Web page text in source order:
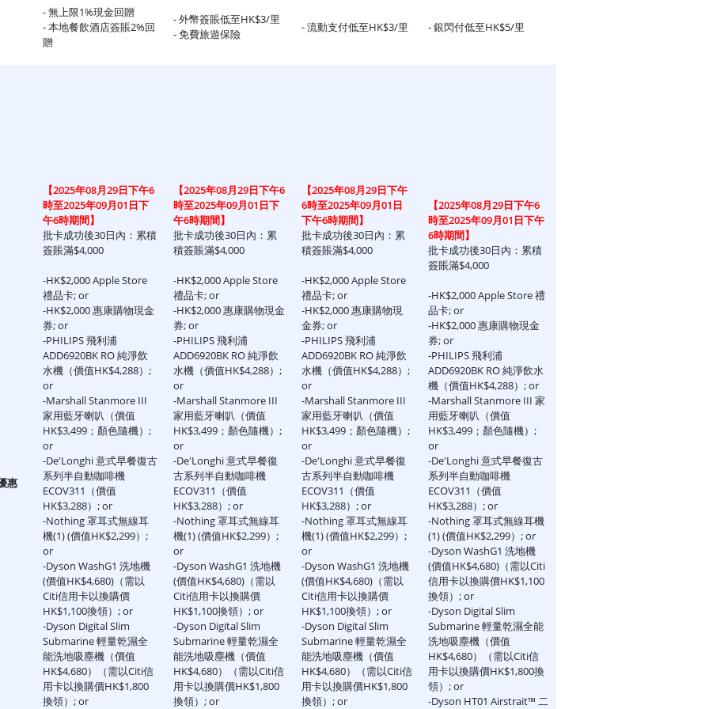
- 無上限1%現金回贈
- 本地餐飲酒店簽賬2%回
贈
- 外幣簽賬低至HK$3/里
- 免費旅遊保險
- 流動支付低至HK$3/里 - 銀閃付低至HK$5/里
惠
【2025年08月29日下午6
時至2025年09月01日下
午6時期間】
批卡成功後30日內：累積
簽賬滿$4,000
-HK$2,000 Apple Store
禮品卡; or
-HK$2,000 惠康購物現金
券; or
-PHILIPS 飛利浦
ADD6920BK RO 純淨飲
水機（價值HK$4,288）;
or
-Marshall Stanmore III
家用藍牙喇叭（價值
HK$3,499；顏色隨機）;
or
-De'Longhi 意式早餐復古
系列半自動咖啡機
ECOV311（價值
HK$3,288）; or
-Nothing 罩耳式無線耳
機(1) (價值HK$2,299）;
or
-Dyson WashG1 洗地機
(價值HK$4,680)（需以
Citi信用卡以換購價
HK$1,100換領）; or
-Dyson Digital Slim
Submarine 輕量乾濕全
能洗地吸塵機（價值
HK$4,680）（需以Citi信
用卡以換購價HK$1,800
換領）; or
【2025年08月29日下午6
時至2025年09月01日下
午6時期間】
批卡成功後30日內：累
積簽賬滿$4,000
-HK$2,000 Apple Store
禮品卡; or
-HK$2,000 惠康購物現金
券; or
-PHILIPS 飛利浦
ADD6920BK RO 純淨飲
水機（價值HK$4,288）;
or
-Marshall Stanmore III
家用藍牙喇叭（價值
HK$3,499；顏色隨機）;
or
-De'Longhi 意式早餐復
古系列半自動咖啡機
ECOV311（價值
HK$3,288）; or
-Nothing 罩耳式無線耳
機(1) (價值HK$2,299）;
or
-Dyson WashG1 洗地機
(價值HK$4,680)（需以
Citi信用卡以換購價
HK$1,100換領）; or
-Dyson Digital Slim
Submarine 輕量乾濕全
能洗地吸塵機（價值
HK$4,680）（需以Citi信
用卡以換購價HK$1,800
換領）; or
【2025年08月29日下午
6時至2025年09月01日
下午6時期間】
批卡成功後30日內：累
積簽賬滿$4,000
-HK$2,000 Apple Store
禮品卡; or
-HK$2,000 惠康購物現
金券; or
-PHILIPS 飛利浦
ADD6920BK RO 純淨飲
水機（價值HK$4,288）;
or
-Marshall Stanmore III
家用藍牙喇叭（價值
HK$3,499；顏色隨機）;
or
-De'Longhi 意式早餐復
古系列半自動咖啡機
ECOV311（價值
HK$3,288）; or
-Nothing 罩耳式無線耳
機(1) (價值HK$2,299）;
or
-Dyson WashG1 洗地機
(價值HK$4,680)（需以
Citi信用卡以換購價
HK$1,100換領）; or
-Dyson Digital Slim
Submarine 輕量乾濕全
能洗地吸塵機（價值
HK$4,680）（需以Citi信
用卡以換購價HK$1,800
換領）; or
【2025年08月29日下午6
時至2025年09月01日下午
6時期間】
批卡成功後30日內：累積
簽賬滿$4,000
-HK$2,000 Apple Store 禮
品卡; or
-HK$2,000 惠康購物現金
券; or
-PHILIPS 飛利浦
ADD6920BK RO 純淨飲水
機（價值HK$4,288）; or
-Marshall Stanmore III 家
用藍牙喇叭（價值
HK$3,499；顏色隨機）;
or
-De'Longhi 意式早餐復古
系列半自動咖啡機
ECOV311（價值
HK$3,288）; or
-Nothing 罩耳式無線耳機
(1) (價值HK$2,299）; or
-Dyson WashG1 洗地機
(價值HK$4,680)（需以Citi
信用卡以換購價HK$1,100
換領）; or
-Dyson Digital Slim
Submarine 輕量乾濕全能
洗地吸塵機（價值
HK$4,680）（需以Citi信
用卡以換購價HK$1,800換
領）; or
-Dyson HT01 Airstrait™ 二